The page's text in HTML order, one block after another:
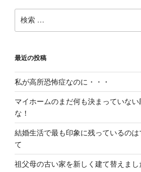
ン
検
索:
最近の投稿
私が高所恐怖症なのに・・・
マイホームのまだ何も決まっていない
な！
結婚生活で最も印象に残っているの
て
祖父母の古い家を新しく建て替えまし